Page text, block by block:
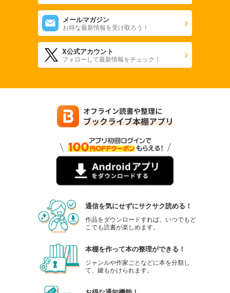
メールマガジン
お得な最新情報を受け取ろう！
X公式アカウント
フォローして最新情報をチェック！
通信を気にせずにサクサク読める！
作品をダウンロードすれば、いつでもど
こでも読書が楽しめます。
本棚を作って本の整理ができる！
ジャンルや作家ごとなどに本を分類し
て、鍵もかけられます。